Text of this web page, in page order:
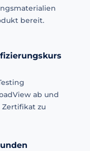
bereit.
ab und
Zertifikat zu